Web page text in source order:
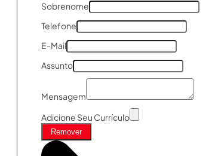
Sobrenome
Telefone
E-Mail
Assunto
Mensagem
Adicione Seu Currículo
Remover